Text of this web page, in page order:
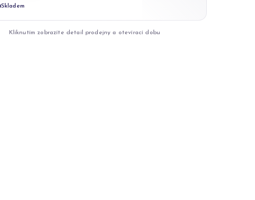
Skladem
Kliknutím zobrazíte detail prodejny a otevírací dobu